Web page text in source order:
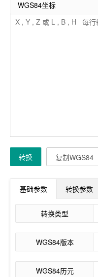
WGS84坐标
转换 复制WGS84
基础参数 转换参数
转换类型
WGS84版本
WGS84历元